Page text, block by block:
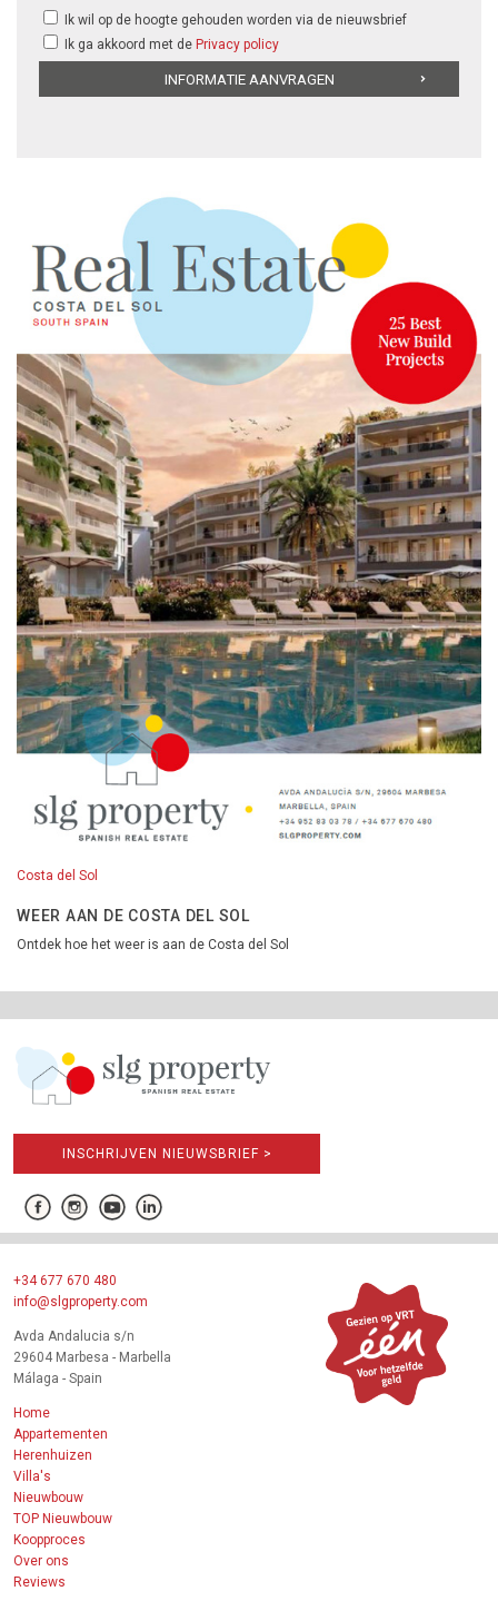
Ik wil op de hoogte gehouden worden via de nieuwsbrief
Ik ga akkoord met de Privacy policy
Costa del Sol
WEER AAN DE COSTA DEL SOL
Ontdek hoe het weer is aan de Costa del Sol
INSCHRIJVEN NIEUWSBRIEF >
+34 677 670 480
info@slgproperty.com
Avda Andalucia s/n
29604 Marbesa - Marbella
Málaga - Spain
Home
Appartementen
Herenhuizen
Villa's
Nieuwbouw
TOP Nieuwbouw
Koopproces
Over ons
Reviews